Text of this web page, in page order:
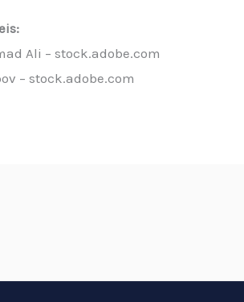
Ali – stock.adobe.com
– stock.adobe.com